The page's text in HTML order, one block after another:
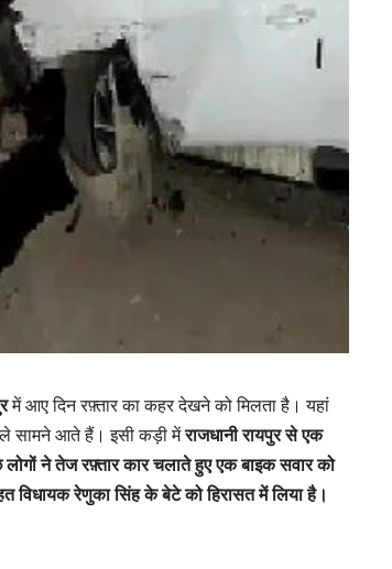
में आए दिन रफ़्तार का कहर देखने को मिलता है। यहां
सामने आते हैं। इसी कड़ी मेंराजधानी रायपुर से एक
ने तेज रफ़्तार कार चलाते हुए एक बाइक सवार को
विधायक रेणुका सिंह के बेटे को हिरासत में लिया है।